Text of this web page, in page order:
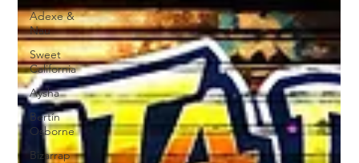
Adexe &
Nau
Sweet
California
Aysha
Bertín
Osborne
Bizarrap